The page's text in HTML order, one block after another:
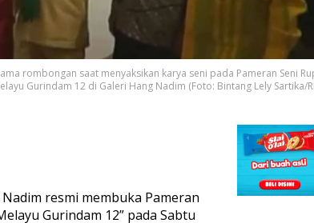
rombongan saat menyaksikan karya seni pada Pameran Seni
Gurindam 12 di Galeri Hang Nadim (Foto: Bintang Lely Sartika/
resmi membuka Pameran
Gurindam 12” pada SabtuDUA PENCURI GASAK WARUNG